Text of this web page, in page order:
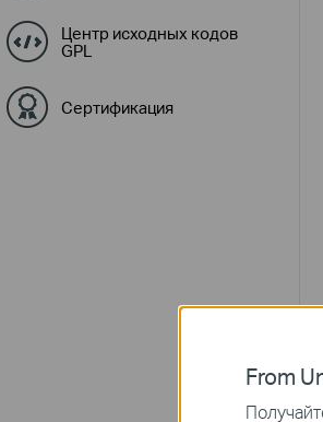
Центр исходных кодов
GPL
Сертификация
From